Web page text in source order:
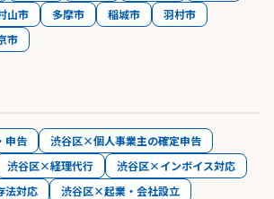
山市 多摩市 稲城市
羽村市
市
申告
渋谷区×個人事業主の確定申告
渋谷区×経理代行
渋谷区×インボイス対応
法対応
渋谷区×起業・会社設立